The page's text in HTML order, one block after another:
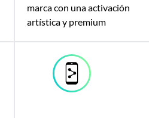
marca con una activación
artística y premium